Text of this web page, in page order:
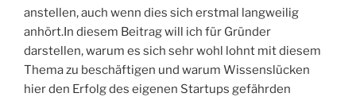
anstellen, auch wenn dies sich erstmal langweilig
anhört.In diesem Beitrag will ich für Gründer
darstellen, warum es sich sehr wohl lohnt mit diesem
Thema zu beschäftigen und warum Wissenslücken
hier den Erfolg des eigenen Startups gefährden